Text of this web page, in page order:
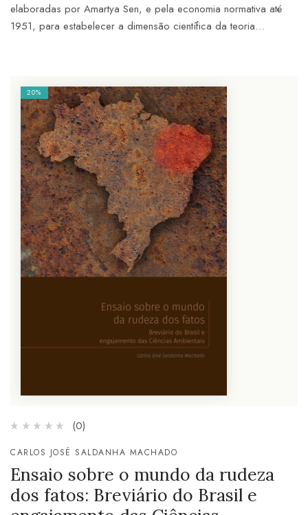
elaboradas por Amartya Sen, e pela economia normativa até
1951, para estabelecer a dimensão científica da teoria…
20%
(0)
CARLOS JOSÉ SALDANHA MACHADO
Ensaio sobre o mundo da rudeza
dos fatos: Breviário do Brasil e